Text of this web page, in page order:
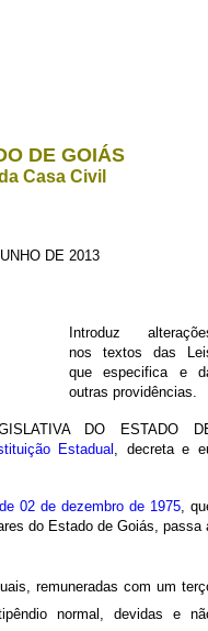
DE GOIÁS
Casa Civil
DE 2013
Introduz
nos textos das
que especifica e
outras providências.
DO ESTADO
Estadual, decreta e
02 de dezembro de 1975,
do Estado de Goiás, passa
remuneradas com um
normal, devidas e